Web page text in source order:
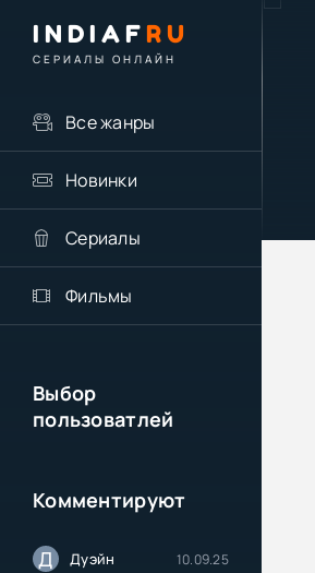
INDIAFRU
СЕРИАЛЫ ОНЛАЙН
Все жанры
Новинки
Сериалы
Фильмы
Выбор
пользоватлей
Комментируют
Д Дуэйн 10.09.25